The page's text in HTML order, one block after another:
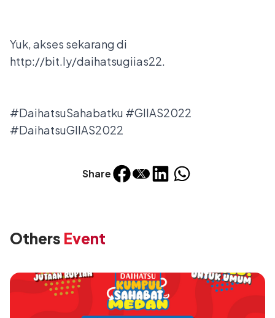
Share
Yuk, akses sekarang di
http://bit.ly/daihatsugiias22.
#DaihatsuSahabatku #GIIAS2022
#DaihatsuGIIAS2022
Others Event